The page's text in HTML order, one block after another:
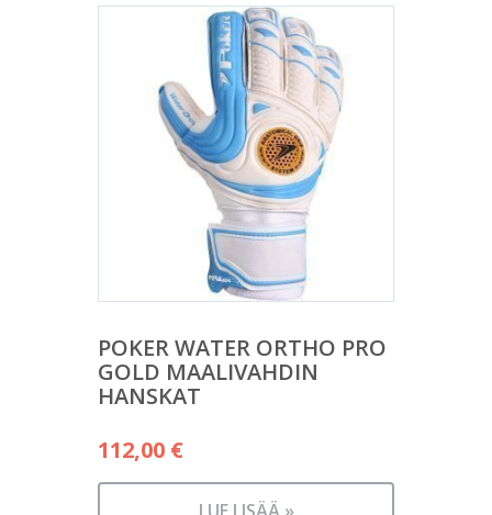
POKER WATER ORTHO PRO
GOLD MAALIVAHDIN
HANSKAT
112,00 €